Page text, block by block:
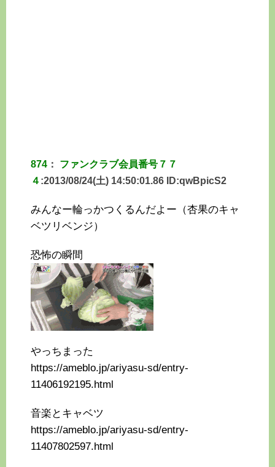
874 ： ファンクラブ会員番号７７
４ :2013/08/24(土) 14:50:01.86 ID:qwBpicS2
みんなー輪っかつくるんだよー（杏果のキャ
ベツリベンジ）
恐怖の瞬間
やっちまった
https://ameblo.jp/ariyasu-sd/entry-
11406192195.html
音楽とキャベツ
https://ameblo.jp/ariyasu-sd/entry-
11407802597.html